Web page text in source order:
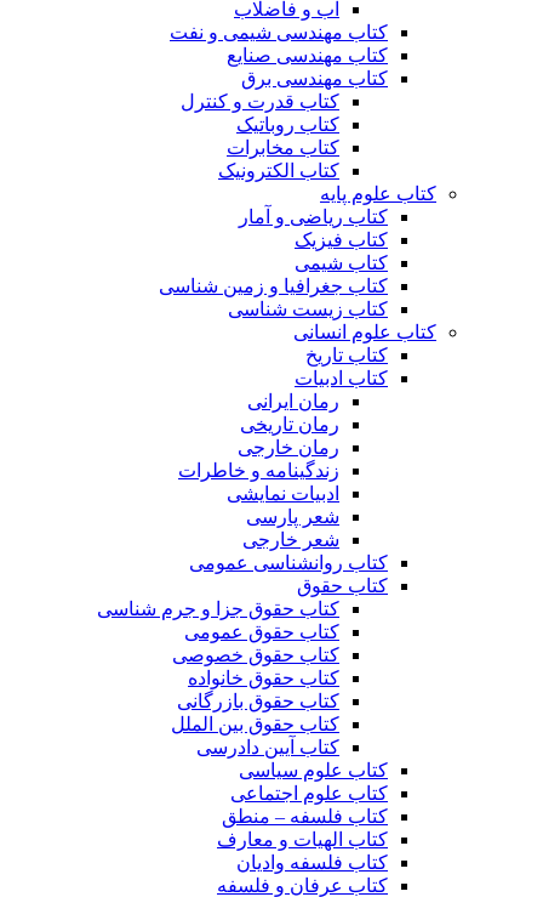
آب و فاضلاب
کتاب مهندسی شیمی و نفت
کتاب مهندسی صنایع
کتاب مهندسی برق
کتاب قدرت و کنترل
کتاب روباتیک
کتاب مخابرات
کتاب الکترونیک
کتاب علوم پایه
کتاب ریاضی و آمار
کتاب فیزیک
کتاب شیمی
کتاب جغرافیا و زمین شناسی
کتاب زیست شناسی
کتاب علوم انسانی
کتاب تاریخ
کتاب ادبیات
رمان ایرانی
رمان تاریخی
رمان خارجی
زندگینامه و خاطرات
ادبیات نمایشی
شعر پارسی
شعر خارجی
کتاب روانشناسی عمومی
کتاب حقوق
کتاب حقوق جزا و جرم شناسی
کتاب حقوق عمومی
کتاب حقوق خصوصی
کتاب حقوق خانواده
کتاب حقوق بازرگانی
کتاب حقوق بین الملل
کتاب آیین دادرسی
کتاب علوم سیاسی
کتاب علوم اجتماعی
کتاب فلسفه – منطق
کتاب الهیات و معارف
کتاب فلسفه وادیان
کتاب عرفان و فلسفه